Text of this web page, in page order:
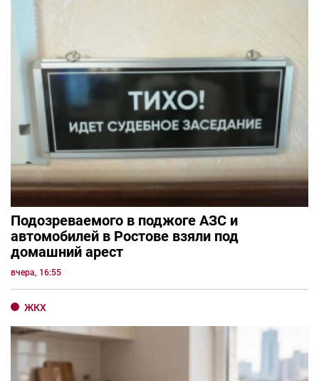
Подозреваемого в поджоге АЗС и
автомобилей в Ростове взяли под
домашний арест
вчера, 16:55
ЖКХ